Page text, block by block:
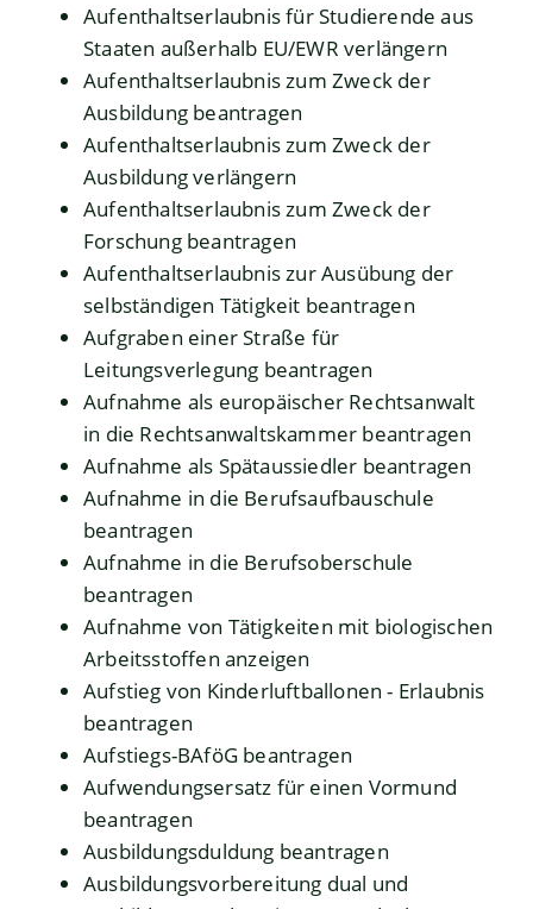
Aufenthaltserlaubnis für Studierende aus
Staaten außerhalb EU/EWR verlängern
Aufenthaltserlaubnis zum Zweck der
Ausbildung beantragen
Aufenthaltserlaubnis zum Zweck der
Ausbildung verlängern
Aufenthaltserlaubnis zum Zweck der
Forschung beantragen
Aufenthaltserlaubnis zur Ausübung der
selbständigen Tätigkeit beantragen
Aufgraben einer Straße für
Leitungsverlegung beantragen
Aufnahme als europäischer Rechtsanwalt
in die Rechtsanwaltskammer beantragen
Aufnahme als Spätaussiedler beantragen
Aufnahme in die Berufsaufbauschule
beantragen
Aufnahme in die Berufsoberschule
beantragen
Aufnahme von Tätigkeiten mit biologischen
Arbeitsstoffen anzeigen
Aufstieg von Kinderluftballonen - Erlaubnis
beantragen
Aufstiegs-BAföG beantragen
Aufwendungsersatz für einen Vormund
beantragen
Ausbildungsduldung beantragen
Ausbildungsvorbereitung dual und